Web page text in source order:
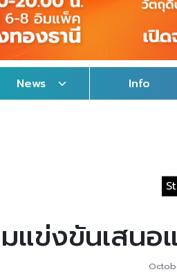
News Info
แข่งขันเสนอ